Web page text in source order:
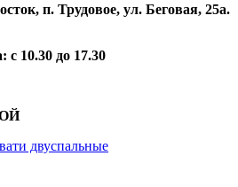
п. Трудовое, ул. Беговая, 25а.
10.30 до 17.30
двуспальные